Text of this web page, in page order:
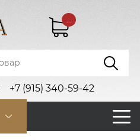
+7 (915) 340-59-42
...